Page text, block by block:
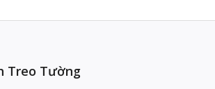
Treo Tường